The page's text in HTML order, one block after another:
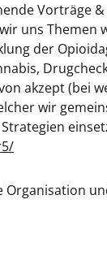
Vorträge
uns Themen
der
akzept (bei
wir